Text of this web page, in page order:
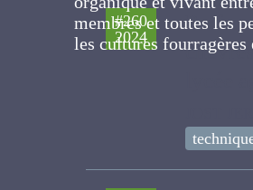
#260
2024
l'Association, ses
personnes concernées
fourragères et les